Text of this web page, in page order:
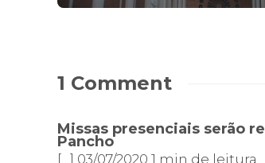
1 Comment
Missas presenciais serão
Pancho
[…] 03/07/2020 1 min de leitura